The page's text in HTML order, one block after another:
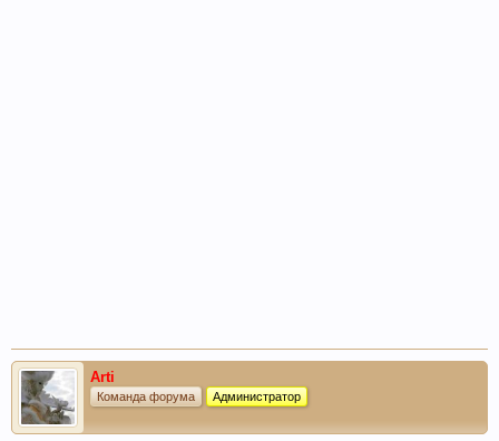
Arti
Команда форума Администратор